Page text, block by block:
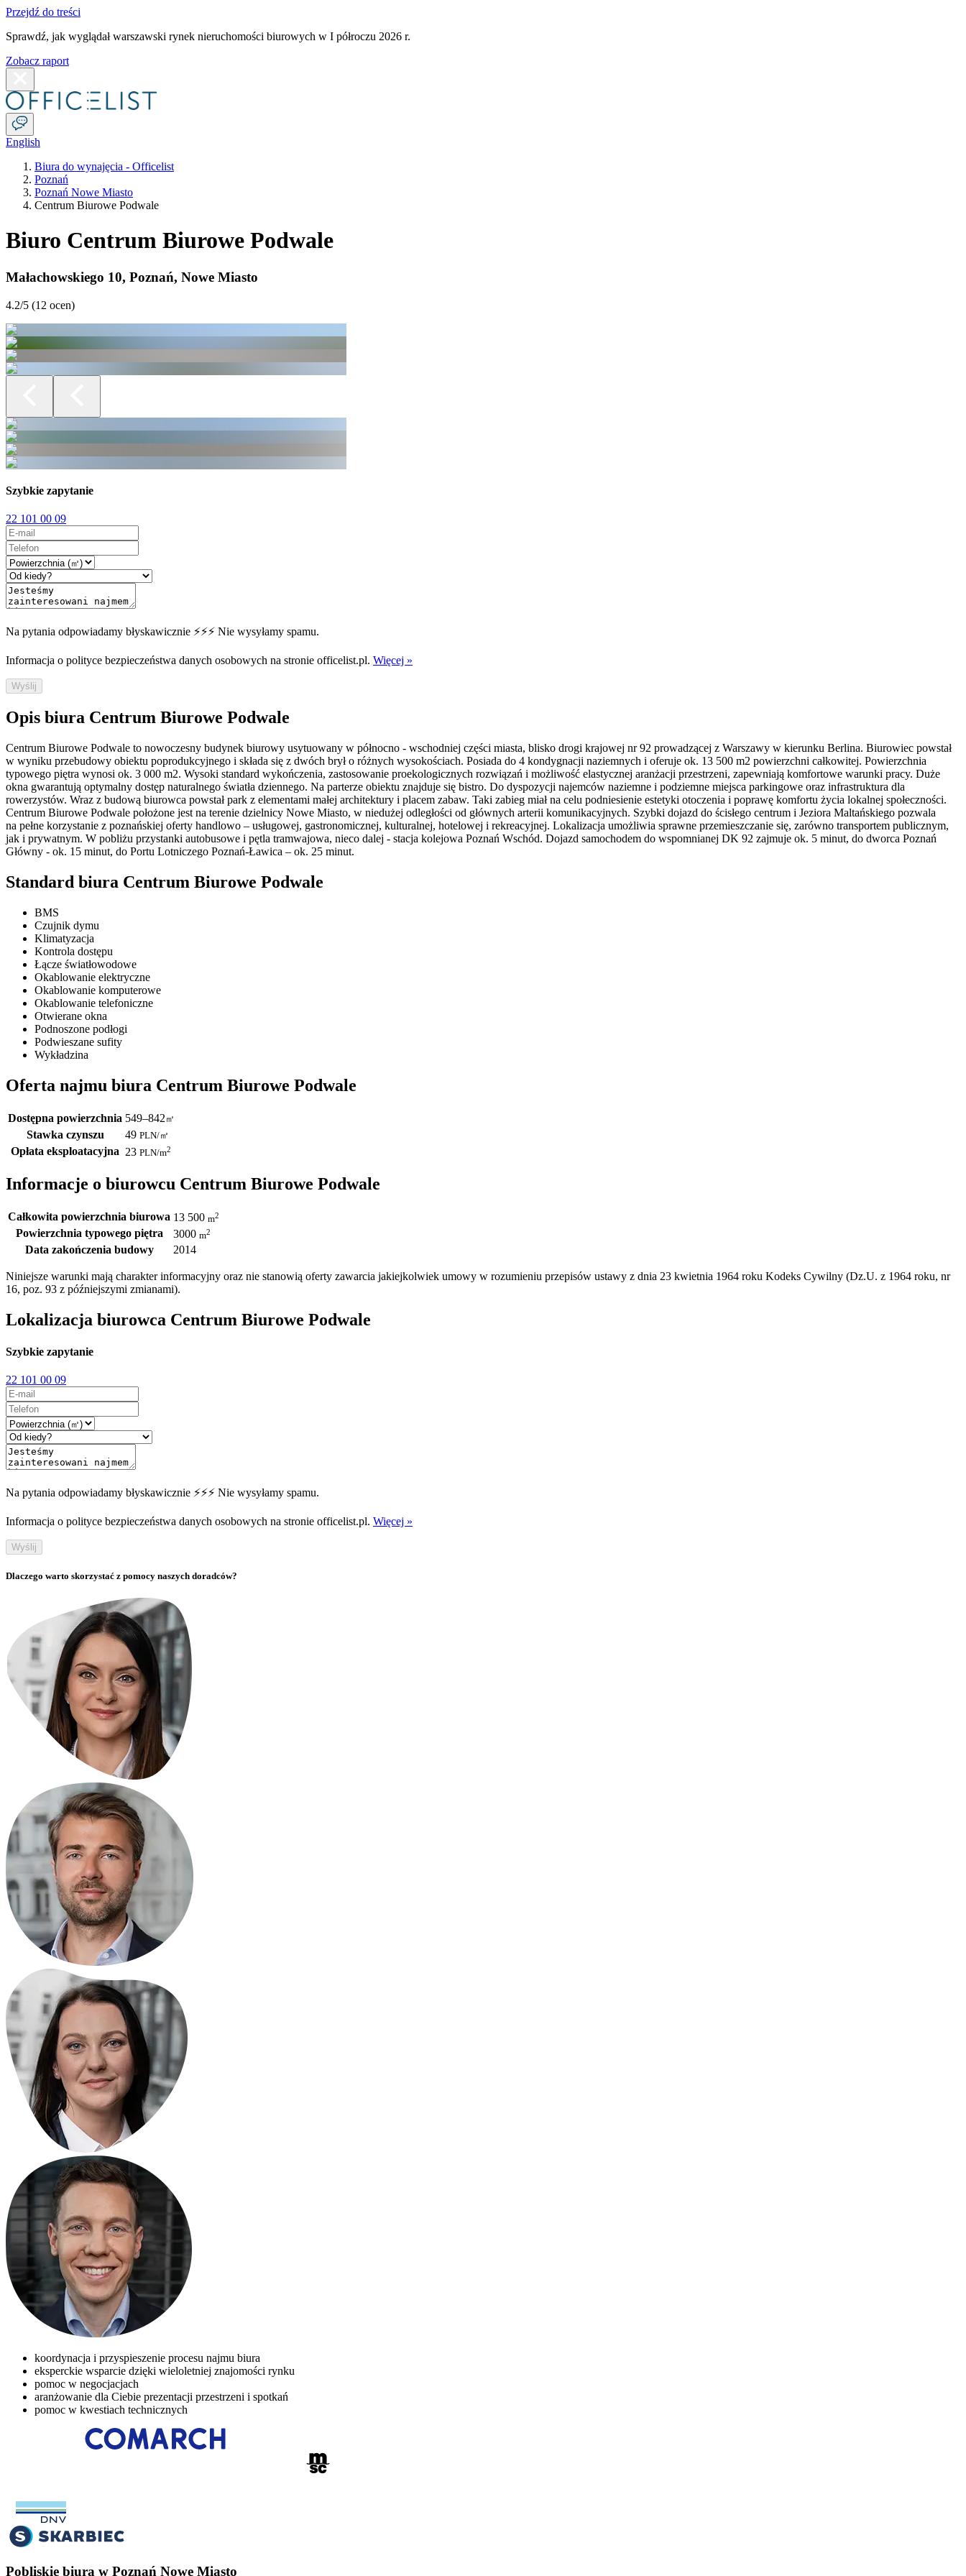
Przejdź do treści
Sprawdź, jak wyglądał warszawski rynek nieruchomości biurowych w I półroczu 2026 r.
Zobacz raport
English
Biura do wynajęcia - Officelist
Poznań
Poznań Nowe Miasto
Centrum Biurowe Podwale
Biuro Centrum Biurowe Podwale
Małachowskiego 10, Poznań, Nowe Miasto
4.2/5 (12 ocen)
Szybkie zapytanie
22 101 00 09
Na pytania odpowiadamy błyskawicznie ⚡⚡⚡ Nie wysyłamy spamu.
Informacja o polityce bezpieczeństwa danych osobowych na stronie officelist.pl. Więcej »
Wyślij
Opis biura Centrum Biurowe Podwale
Centrum Biurowe Podwale to nowoczesny budynek biurowy usytuowany w północno - wschodniej części miasta, blisko drogi krajowej nr 92 prowadzącej z Warszawy w kierunku Berlina. Biurowiec powstał
w wyniku przebudowy obiektu poprodukcyjnego i składa się z dwóch brył o różnych wysokościach. Posiada do 4 kondygnacji naziemnych i oferuje ok. 13 500 m2 powierzchni całkowitej. Powierzchnia
typowego piętra wynosi ok. 3 000 m2. Wysoki standard wykończenia, zastosowanie proekologicznych rozwiązań i możliwość elastycznej aranżacji przestrzeni, zapewniają komfortowe warunki pracy. Duże
okna gwarantują optymalny dostęp naturalnego światła dziennego. Na parterze obiektu znajduje się bistro. Do dyspozycji najemców naziemne i podziemne miejsca parkingowe oraz infrastruktura dla
rowerzystów. Wraz z budową biurowca powstał park z elementami małej architektury i placem zabaw. Taki zabieg miał na celu podniesienie estetyki otoczenia i poprawę komfortu życia lokalnej społeczności.
Centrum Biurowe Podwale położone jest na terenie dzielnicy Nowe Miasto, w niedużej odległości od głównych arterii komunikacyjnych. Szybki dojazd do ścisłego centrum i Jeziora Maltańskiego pozwala
na pełne korzystanie z poznańskiej oferty handlowo – usługowej, gastronomicznej, kulturalnej, hotelowej i rekreacyjnej. Lokalizacja umożliwia sprawne przemieszczanie się, zarówno transportem publicznym,
jak i prywatnym. W pobliżu przystanki autobusowe i pętla tramwajowa, nieco dalej - stacja kolejowa Poznań Wschód. Dojazd samochodem do wspomnianej DK 92 zajmuje ok. 5 minut, do dworca Poznań
Główny - ok. 15 minut, do Portu Lotniczego Poznań-Ławica – ok. 25 minut.
Standard biura Centrum Biurowe Podwale
BMS
Czujnik dymu
Klimatyzacja
Kontrola dostępu
Łącze światłowodowe
Okablowanie elektryczne
Okablowanie komputerowe
Okablowanie telefoniczne
Otwierane okna
Podnoszone podłogi
Podwieszane sufity
Wykładzina
Oferta najmu biura Centrum Biurowe Podwale
Dostępna powierzchnia 549–842 ㎡
Stawka czynszu 49 PLN/㎡
Opłata eksploatacyjna 23 PLN/m2
Informacje o biurowcu Centrum Biurowe Podwale
Całkowita powierzchnia biurowa 13 500 m2
Powierzchnia typowego piętra 3000 m2
Data zakończenia budowy 2014
Niniejsze warunki mają charakter informacyjny oraz nie stanowią oferty zawarcia jakiejkolwiek umowy w rozumieniu przepisów ustawy z dnia 23 kwietnia 1964 roku Kodeks Cywilny (Dz.U. z 1964 roku, nr
16, poz. 93 z późniejszymi zmianami).
Lokalizacja biurowca Centrum Biurowe Podwale
Szybkie zapytanie
22 101 00 09
Na pytania odpowiadamy błyskawicznie ⚡⚡⚡ Nie wysyłamy spamu.
Informacja o polityce bezpieczeństwa danych osobowych na stronie officelist.pl. Więcej »
Wyślij
Dlaczego warto skorzystać z pomocy naszych doradców?
koordynacja i przyspieszenie procesu najmu biura
eksperckie wsparcie dzięki wieloletniej znajomości rynku
pomoc w negocjacjach
aranżowanie dla Ciebie prezentacji przestrzeni i spotkań
pomoc w kwestiach technicznych
Pobliskie biura w Poznań Nowe Miasto